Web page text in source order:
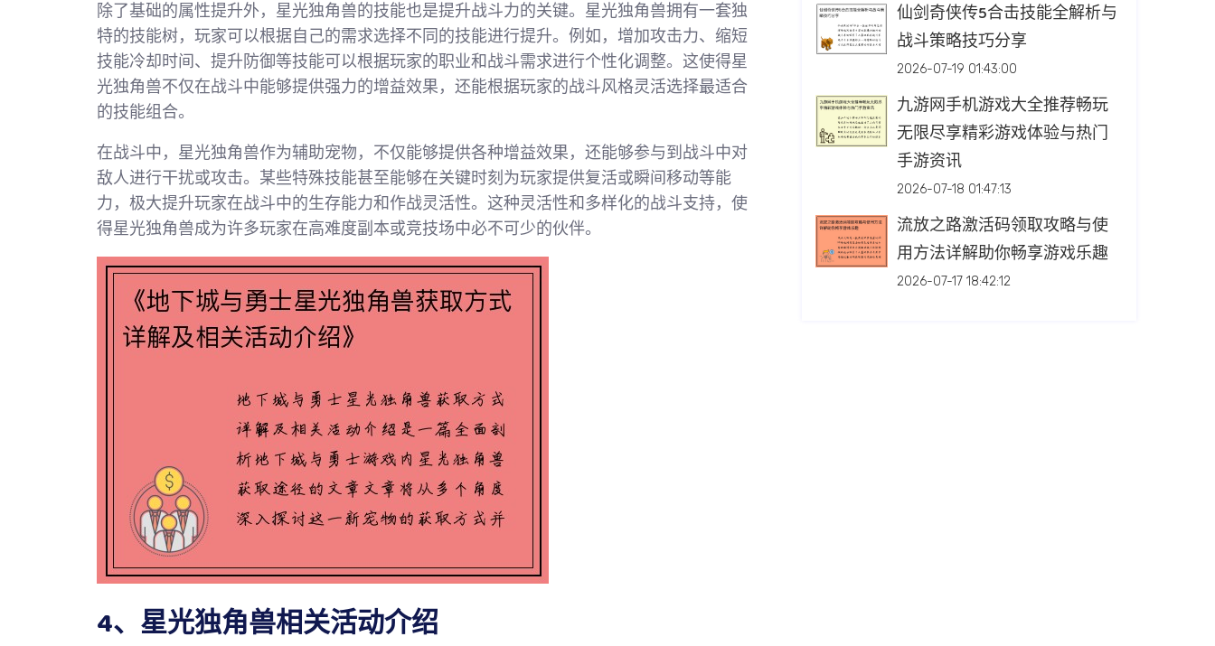
除了基础的属性提升外，星光独角兽的技能也是提升战斗力的关键。星光独角兽拥有一套独
特的技能树，玩家可以根据自己的需求选择不同的技能进行提升。例如，增加攻击力、缩短
技能冷却时间、提升防御等技能可以根据玩家的职业和战斗需求进行个性化调整。这使得星
光独角兽不仅在战斗中能够提供强力的增益效果，还能根据玩家的战斗风格灵活选择最适合
的技能组合。
在战斗中，星光独角兽作为辅助宠物，不仅能够提供各种增益效果，还能够参与到战斗中对
敌人进行干扰或攻击。某些特殊技能甚至能够在关键时刻为玩家提供复活或瞬间移动等能
力，极大提升玩家在战斗中的生存能力和作战灵活性。这种灵活性和多样化的战斗支持，使
得星光独角兽成为许多玩家在高难度副本或竞技场中必不可少的伙伴。
4、星光独角兽相关活动介绍
仙剑奇侠传5合击技能全解析与
战斗策略技巧分享
2026-07-19 01:43:00
九游网手机游戏大全推荐畅玩
无限尽享精彩游戏体验与热门
手游资讯
2026-07-18 01:47:13
流放之路激活码领取攻略与使
用方法详解助你畅享游戏乐趣
2026-07-17 18:42:12